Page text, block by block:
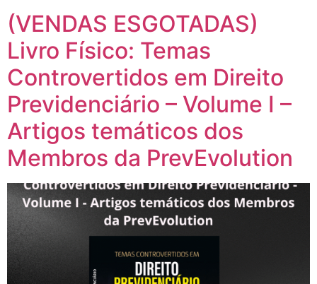
(VENDAS ESGOTADAS)
Livro Físico: Temas
Controvertidos em Direito
Previdenciário – Volume I –
Artigos temáticos dos
Membros da PrevEvolution